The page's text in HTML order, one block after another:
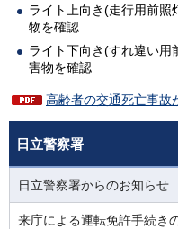
ライト上向き(走行用前
物を確認
ライト下向き(すれ違い
害物を確認
高齢者の交通死亡事故
日立警察署
日立警察署からのお知らせ
来庁による運転免許手続き